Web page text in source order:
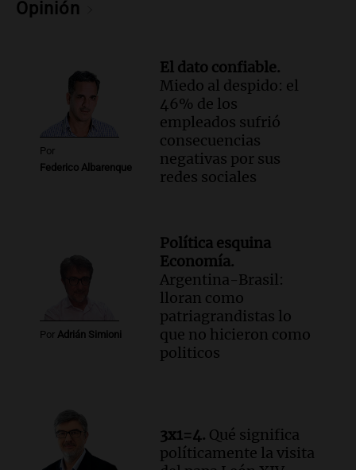
Opinión
Por
Federico Albarenque
El dato confiable.
Miedo al despido: el
46% de los
empleados sufrió
consecuencias
negativas por sus
redes sociales
Por Adrián Simioni
Política esquina
Economía.
Argentina-Brasil:
lloran como
patriagrandistas lo
que no hicieron como
politicos
3x1=4. Qué significa
políticamente la visita